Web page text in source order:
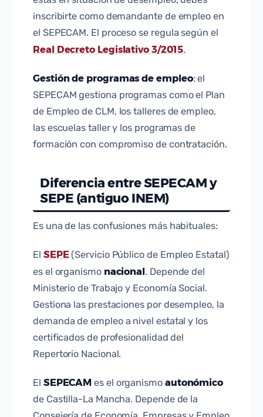
inscribirte como demandante de empleo en
el SEPECAM. El proceso se regula según el
Real Decreto Legislativo 3/2015.
Gestión de programas de empleo: el
SEPECAM gestiona programas como el Plan
de Empleo de CLM, los talleres de empleo,
las escuelas taller y los programas de
formación con compromiso de contratación.
Diferencia entre SEPECAM y
SEPE (antiguo INEM)
Es una de las confusiones más habituales:
El SEPE(Servicio Público de Empleo Estatal)
es el organismo nacional. Depende del
Ministerio de Trabajo y Economía Social.
Gestiona las prestaciones por desempleo, la
demanda de empleo a nivel estatal y los
certificados de profesionalidad del
Repertorio Nacional.
El SEPECAM es el organismo autonómico
de Castilla-La Mancha. Depende de la